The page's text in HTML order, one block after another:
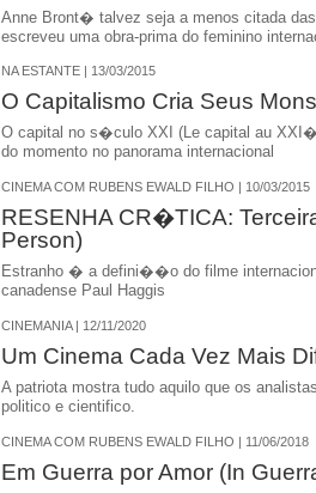
Anne Bront� talvez seja a menos citada
escreveu uma obra-prima do feminino
NA ESTANTE | 13/03/2015
O Capitalismo Cria Seus
O capital no s�culo XXI (Le capital au
do momento no panorama internacional
CINEMA COM RUBENS EWALD FILHO | 10/03/2015
RESENHA CR�TICA:
Person)
Estranho � a defini��o do filme
canadense Paul Haggis
CINEMANIA | 12/11/2020
Um Cinema Cada Vez Mais
A patriota mostra tudo aquilo que os
politico e cientifico.
CINEMA COM RUBENS EWALD FILHO | 11/06/2018
Em Guerra por Amor (In